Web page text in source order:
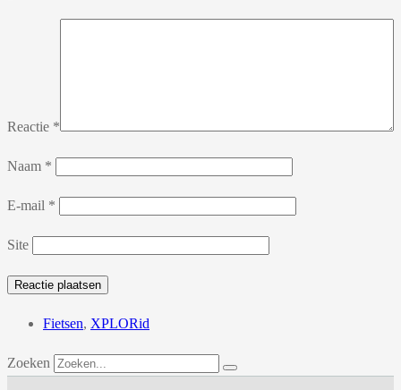
Reactie *
Naam *
E-mail *
Site
Fietsen, XPLORid
Zoeken